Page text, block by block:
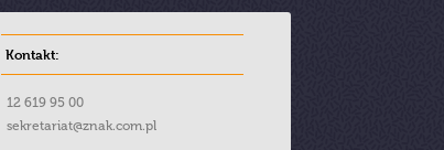
Kontakt:
12 619 95 00
sekretariat@znak.com.pl